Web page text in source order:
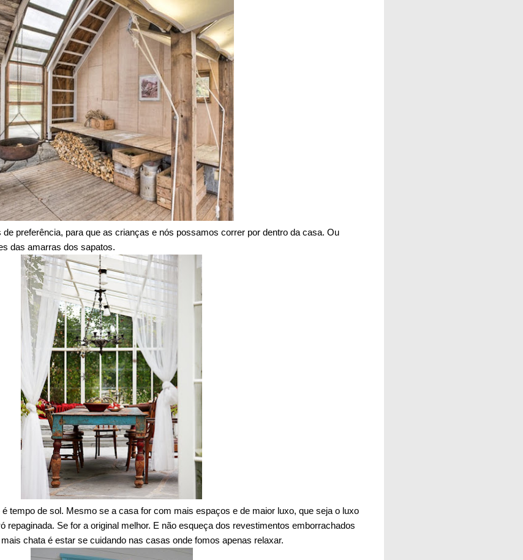
preferência, para que as crianças e nós possamos correr por dentro da casa. Ou
das amarras dos sapatos.
tempo de sol. Mesmo se a casa for com mais espaços e de maior luxo, que seja o luxo
repaginada. Se for a original melhor. E não esqueça dos revestimentos emborrachados
chata é estar se cuidando nas casas onde fomos apenas relaxar.